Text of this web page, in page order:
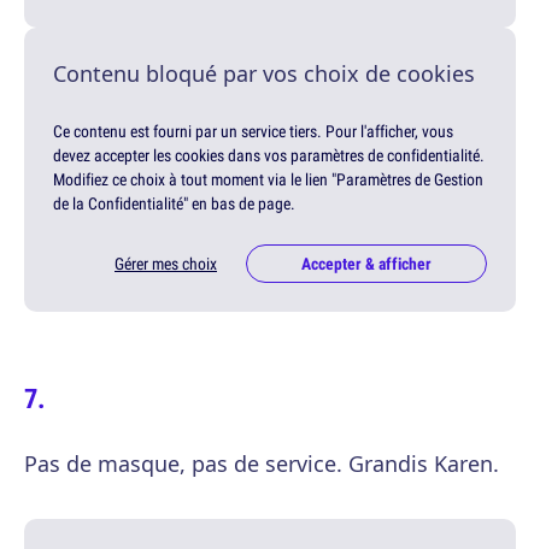
Contenu bloqué par vos choix de cookies
Ce contenu est fourni par un service tiers. Pour l'afficher, vous
devez accepter les cookies dans vos paramètres de confidentialité.
Modifiez ce choix à tout moment via le lien "Paramètres de Gestion
de la Confidentialité" en bas de page.
Gérer mes choix Accepter & afficher
Pas de masque, pas de service. Grandis Karen.